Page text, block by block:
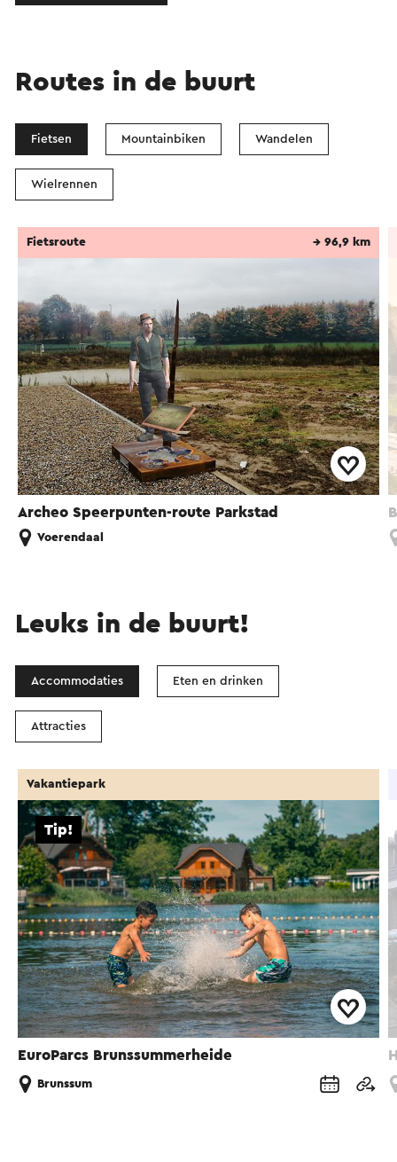
Routes in de buurt
Fietsen Mountainbiken Wandelen
Wielrennen
Archeo Speerpunten-route Parkstad
Fietsroute → 96,9 km
Voerendaal
Leuks in de buurt!
Accommodaties Eten en drinken
Attracties
EuroParcs Brunssummerheide
Tip!
Vakantiepark
Brunssum